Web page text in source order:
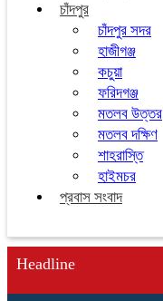
চাঁদপুর
চাঁদপুর সদর
হাজীগঞ্জ
কচুয়া
ফরিদগঞ্জ
মতলব উত্তর
মতলব দক্ষিণ
শাহরাস্তি
হাইমচর
প্রবাস সংবাদ
Headline